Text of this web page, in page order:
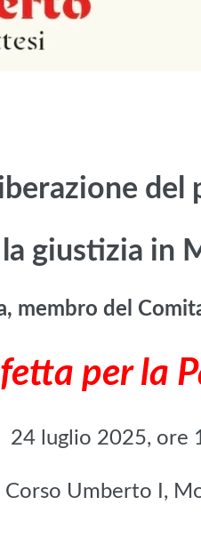
del
la giustizia in
membro del
per la
24 luglio 2025, ore
Corso Umberto I,